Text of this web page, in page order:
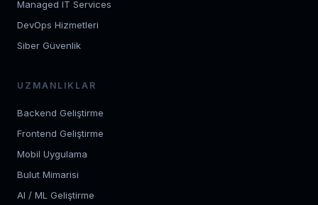
Managed IT Services
DevOps Hizmetleri
Siber Güvenlik
UZMANLIKLAR
Backend Geliştirme
Frontend Geliştirme
Mobil Uygulama
Bulut Mimarisi
AI / ML Geliştirme